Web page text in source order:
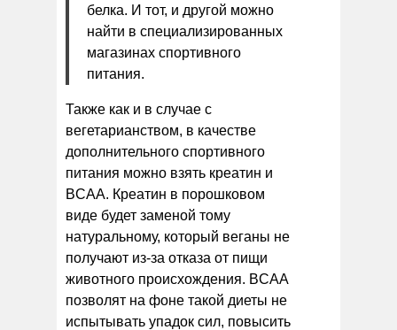
белка. И тот, и другой можно
найти в специализированных
магазинах спортивного
питания.
Также как и в случае с
вегетарианством, в качестве
дополнительного спортивного
питания можно взять креатин и
BCAA. Креатин в порошковом
виде будет заменой тому
натуральному, который веганы не
получают из-за отказа от пищи
животного происхождения. BCAA
позволят на фоне такой диеты не
испытывать упадок сил, повысить